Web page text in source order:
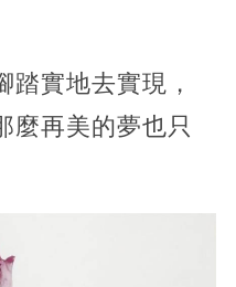
踏實地去實現，
麼再美的夢也只